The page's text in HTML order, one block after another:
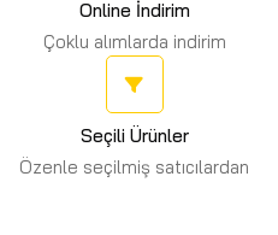
Online İndirim
Çoklu alımlarda indirim
Seçili Ürünler
Özenle seçilmiş satıcılardan